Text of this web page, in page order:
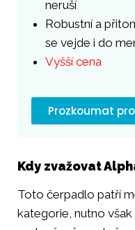
neruší
Robustní a
se vejde i do
Vyšší cena
Prozkoumat
Kdy zvažovat
Toto čerpadlo patří
kategorie, nutno